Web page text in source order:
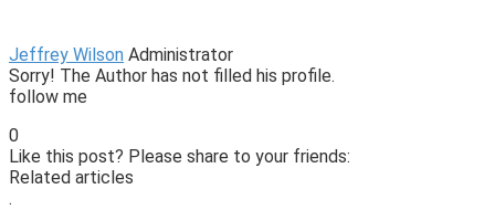
Jeffrey Wilson Administrator
Sorry! The Author has not filled his profile.
follow me
0
Like this post? Please share to your friends:
Related articles
.